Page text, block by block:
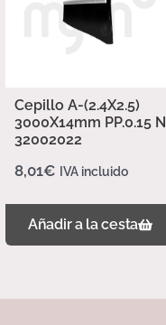
Cepillo A-(2.4X2.5)
3000X14mm PP.0.15 N
32002022
8,01€ IVA incluido
Añadir a la cesta